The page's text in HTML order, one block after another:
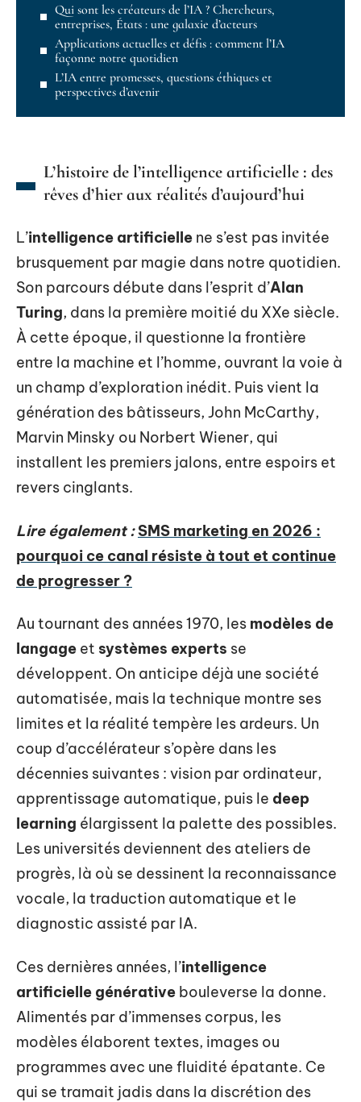
Qui sont les créateurs de l’IA ? Chercheurs,
entreprises, États : une galaxie d’acteurs
Applications actuelles et défis : comment l’IA
façonne notre quotidien
L’IA entre promesses, questions éthiques et
perspectives d’avenir
L’histoire de l’intelligence artificielle : des
rêves d’hier aux réalités d’aujourd’hui
L’intelligence artificielle ne s’est pas invitée
brusquement par magie dans notre quotidien.
Son parcours débute dans l’esprit d’Alan
Turing, dans la première moitié du XXe siècle.
À cette époque, il questionne la frontière
entre la machine et l’homme, ouvrant la voie à
un champ d’exploration inédit. Puis vient la
génération des bâtisseurs, John McCarthy,
Marvin Minsky ou Norbert Wiener, qui
installent les premiers jalons, entre espoirs et
revers cinglants.
Lire également : SMS marketing en 2026 :
pourquoi ce canal résiste à tout et continue
de progresser ?
Au tournant des années 1970, les modèles de
langage et systèmes experts se
développent. On anticipe déjà une société
automatisée, mais la technique montre ses
limites et la réalité tempère les ardeurs. Un
coup d’accélérateur s’opère dans les
décennies suivantes : vision par ordinateur,
apprentissage automatique, puis le deep
learning élargissent la palette des possibles.
Les universités deviennent des ateliers de
progrès, là où se dessinent la reconnaissance
vocale, la traduction automatique et le
diagnostic assisté par IA.
Ces dernières années, l’intelligence
artificielle générative bouleverse la donne.
Alimentés par d’immenses corpus, les
modèles élaborent textes, images ou
programmes avec une fluidité épatante. Ce
qui se tramait jadis dans la discrétion des